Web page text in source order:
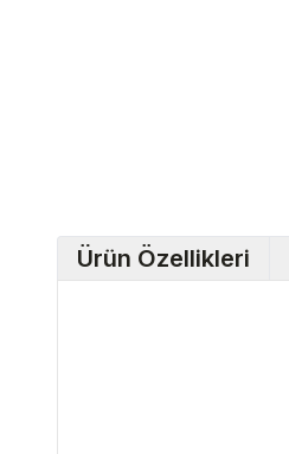
Ürün Özellikleri